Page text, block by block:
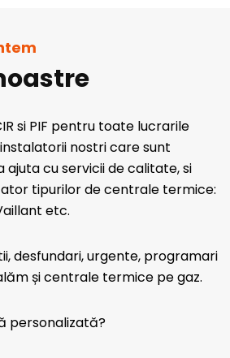
si PIF pentru toate lucrarile
nostri care sunt
cu servicii de calitate, si
tipurilor de centrale termice:
etc.
desfundari, urgente, programari
și centrale termice pe gaz.
personalizată?